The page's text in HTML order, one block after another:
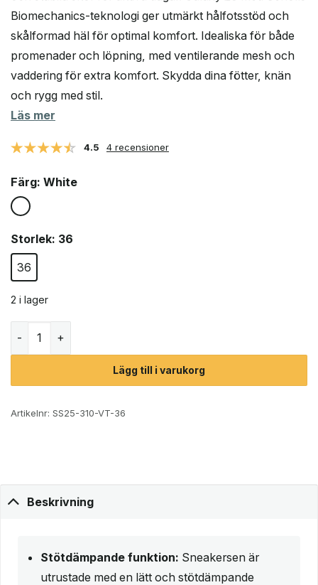
950 kr.
608 kr.
Biomechanics-teknologi ger utmärkt hålfotsstöd och
skålformad häl för optimal komfort. Idealiska för både
promenader och löpning, med ventilerande mesh och
vaddering för extra komfort. Skydda dina fötter, knän
och rygg med stil.
Läs mer
4.5 4 recensioner
Färg: White
Storlek: 36
36
2 i lager
Lägg till i varukorg
Artikelnr: SS25-310-VT-36
Beskrivning
Stötdämpande funktion: Sneakersen är
utrustade med en lätt och stötdämpande